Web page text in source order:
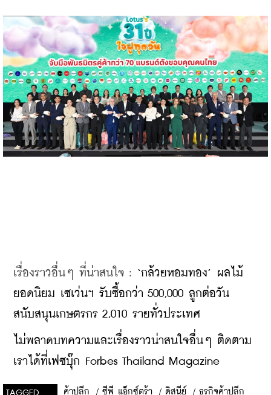
เรื่องราวอื่นๆ ที่น่าสนใจ : ‘กล้วยหอมทอง’ ผลไม้
ยอดนิยม เซเว่นฯ รับซื้อกว่า 500,000 ลูกต่อวัน
สนับสนุนเกษตรกร 2,010 รายทั่วประเทศ
ไม่พลาดบทความและเรื่องราวน่าสนใจอื่นๆ ติดตาม
เราได้ที่เฟซบุ๊ก Forbes Thailand Magazine
TAGGED
ค้าปลีก / ซีพี แอ็กซ์ตร้า / ดิสนีย์ / ธุรกิจค้าปลีก